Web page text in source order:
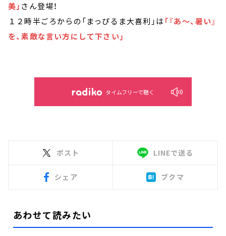
美」 さん登場！
１２時半ごろからの「まっぴるま大喜利」は 「『あ～、暑い』
を、素敵な言い方にして下さい」
タイムフリーで聴く
ポスト LINEで送る
シェア ブクマ
あわせて読みたい